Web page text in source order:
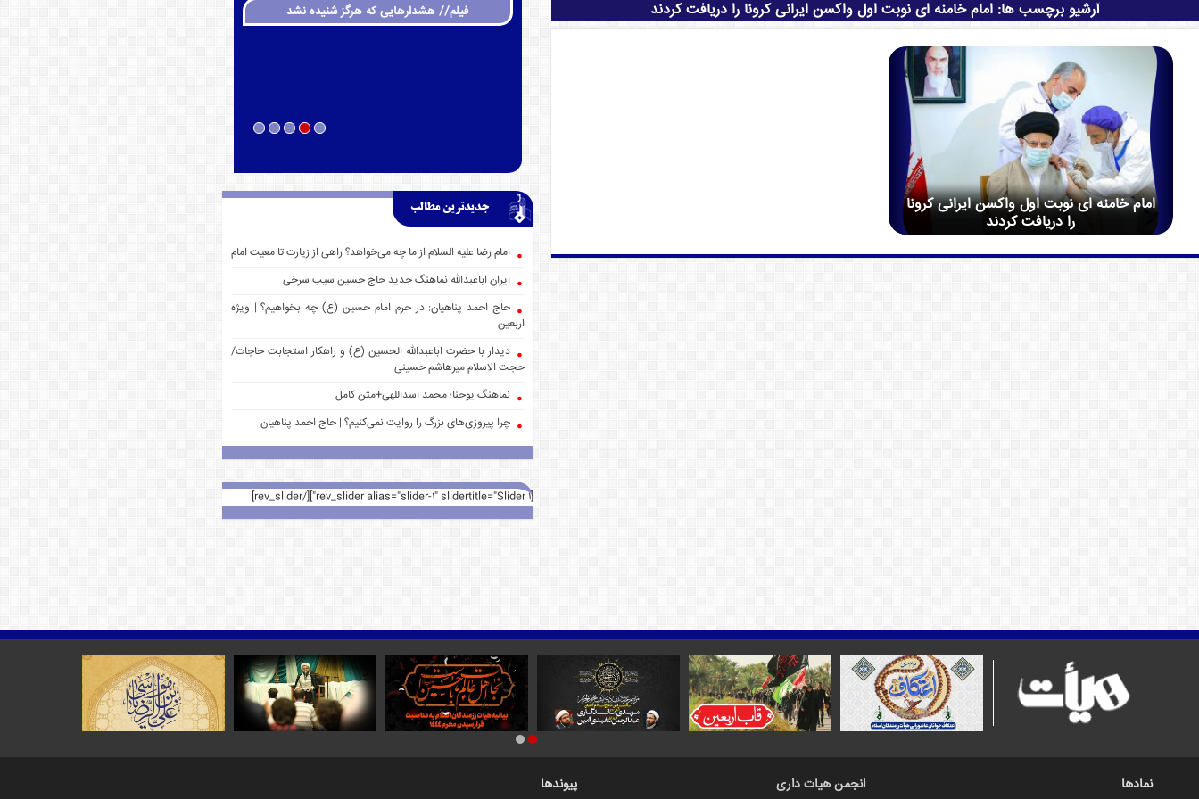
آرشیو برچسب ها: امام خامنه ای نوبت اول واکسن ایرانی کرونا را دریافت کردند
امام خامنه ای نوبت اول واکسن ایرانی کرونا
را دریافت کردند
فیلم// هشدارهایی که هرگز شنیده نشد
جدیدترین مطالب
امام رضا علیه السلام از ما چه می‌خواهد؟ راهی از زیارت تا معیت امام
ایران اباعبدالله نماهنگ جدید حاج حسین سیب سرخی
حاج احمد پناهیان: در حرم امام حسین (ع) چه بخواهیم؟ | ویژه
اربعین
دیدار با حضرت اباعبدالله الحسین (ع) و راهکار استجابت حاجات/
حجت الاسلام میرهاشم حسینی
نماهنگ یوحنا؛ محمد اسداللهی+متن کامل
چرا پیروزی‌های بزرگ را روایت نمی‌کنیم؟ | حاج احمد پناهیان
[rev_slider alias="slider-1" slidertitle="Slider 1"][/rev_slider]
نمادها انجمن هیات داری پیوندها